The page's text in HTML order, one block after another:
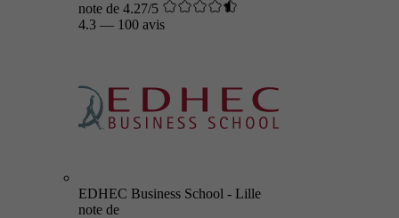
note de 4.27/5
4.3 — 100 avis
EDHEC Business School - Lille
note de